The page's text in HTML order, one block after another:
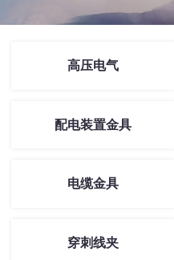
高压电气
配电装置金具
电缆金具
穿刺线夹